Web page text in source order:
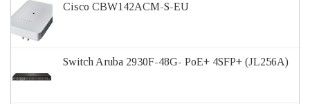
Cisco CBW142ACM-S-EU
Switch Aruba 2930F-48G- PoE+ 4SFP+ (JL256A)